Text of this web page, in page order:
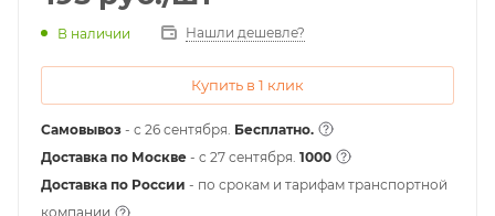
В наличии Нашли дешевле?
Купить в 1 клик
Самовывоз - с 26 сентября. Бесплатно.
Доставка по Москве - c 27 сентября. 1000
Доставка по России - по срокам и тарифам транспортной
компании